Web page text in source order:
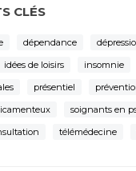
CLÉS
dépendance
idées de loisirs insomnie
présentiel
soignants en
télémédecine